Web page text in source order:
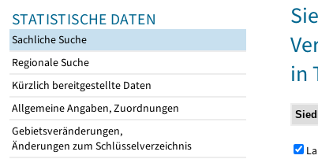
STATISTISCHE DATEN
Sachliche Suche
Regionale Suche
Kürzlich bereitgestellte Daten
Allgemeine Angaben, Zuordnungen
Gebietsveränderungen,
Änderungen zum Schlüsselverzeichnis
in